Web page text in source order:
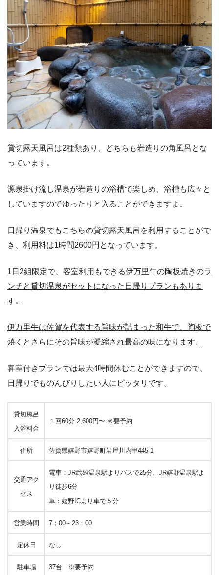
貸切露天風呂は2種類あり、どちらも岩造りの角風呂とな
っています。
源泉掛け流し温泉が岩造りの浴槽で楽しめ、浴槽も広々と
していますのでゆったりと入ることができますよ。
日帰り温泉でもこちらの貸切露天風呂を利用することがで
き、利用料は1時間2600円となっています。
1日2組限定で、客室利用もできる伊万里牛の陶板焼きのラ
ンチと貸切温泉がセットになった日帰りプランもありま
す。
伊万里牛は佐賀を代表する旨味が詰まった和牛で、陶板で
焼くとさらにその旨味が凝縮され最高の味になります。
客室付きプランでは最大4時間休むことができますので、
日帰りでものんびりしたい人にピッタリです。
貸切風呂
入浴料金
１回60分 2,600円〜 ※要予約
住所 佐賀県嬉野市嬉野町岩屋川内甲445-1
交通アク
セス
電車：JR武雄温泉駅よりバスで25分、JR嬉野温泉駅よ
り徒歩6分
車：嬉野ICより車で５分
営業時間 7：00～23：00
定休日 なし
駐車場 37台 ※要予約